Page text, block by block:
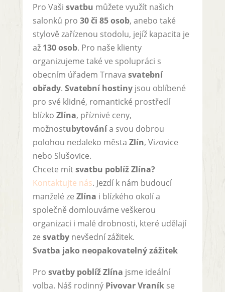
Pro Vaši svatbu můžete využít našich
salonků pro 30 či 85 osob, anebo také
stylově zařízenou stodolu, jejíž kapacita je
až 130 osob. Pro naše klienty
organizujeme také ve spolupráci s
obecním úřadem Trnava svatební
obřady. Svatební hostinyjsou oblíbené
pro své klidné, romantické prostředí
blízko Zlína, příznivé ceny,
možnostubytovánía svou dobrou
polohou nedaleko města Zlín, Vizovice
nebo Slušovice.
Chcete mítsvatbu poblíž Zlína?
Kontaktujte nás. Jezdí k nám budoucí
manželé ze Zlína i blízkého okolí a
společně domlouváme veškerou
organizaci i malé drobnosti, které udělají
ze svatbynevšední zážitek.
Svatba jako neopakovatelný zážitek
Pro svatby poblíž Zlína jsme ideální
volba. Náš rodinný Pivovar Vraníkse